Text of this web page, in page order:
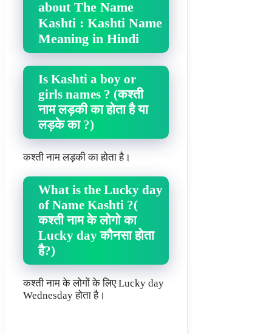
about The Name
Kashti : Kashti Name
Meaning in Hindi
Is Kashti a boy or
girls names ? (कश्ती
नाम लड़की का होता है या
लड़के का ?)
कश्ती नाम लड़की का होता है।
What is the Lucky day
of Name Kashti ?(
कश्ती नाम के लोगो का
Lucky day कौनसा होता
है?)
कश्ती नाम के लोगों के लिए Lucky day
Wednesday होता है।